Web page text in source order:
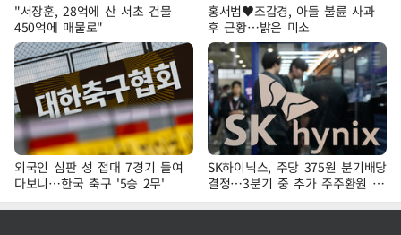
"서장훈, 28억에 산 서초 건물
450억에 매물로"
홍서범♥조갑경, 아들 불륜 사과
후 근황…밝은 미소
외국인 심판 성 접대 7경기 들여
다보니…한국 축구 '5승 2무'
SK하이닉스, 주당 375원 분기배당
결정…3분기 중 추가 주주환원 발
표